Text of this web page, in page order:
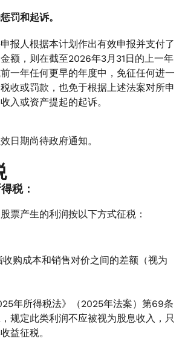
罚和起诉。
报人根据本计划作出有效申报并支付了
额，则在截至2026年3月31日的上一年
一年任何更早的年度中，免征任何进一
收或罚款，也免于根据上述法案对所申
入或资产提起的起诉。
日期尚待政府通知。
税：
票产生的利润按以下方式征税：
收购成本和销售对价之间的差额（视为
年所得税法》（2025年法案）第69条
规定此类利润不应被视为股息收入，只
益征税。